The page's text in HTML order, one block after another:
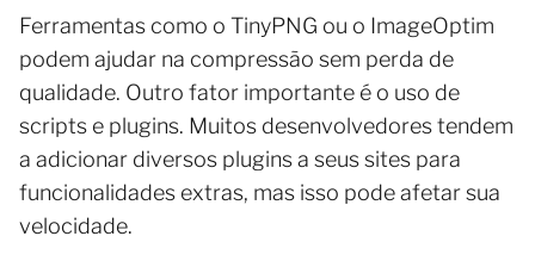
Ferramentas como o TinyPNG ou o ImageOptim
podem ajudar na compressão sem perda de
qualidade. Outro fator importante é o uso de
scripts e plugins. Muitos desenvolvedores tendem
a adicionar diversos plugins a seus sites para
funcionalidades extras, mas isso pode afetar sua
velocidade.